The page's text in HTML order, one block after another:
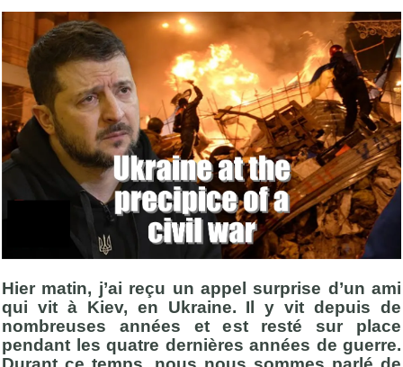
Hier matin, j’ai reçu un appel surprise d’un ami
qui vit à Kiev, en Ukraine. Il y vit depuis de
nombreuses années et est resté sur place
pendant les quatre dernières années de guerre.